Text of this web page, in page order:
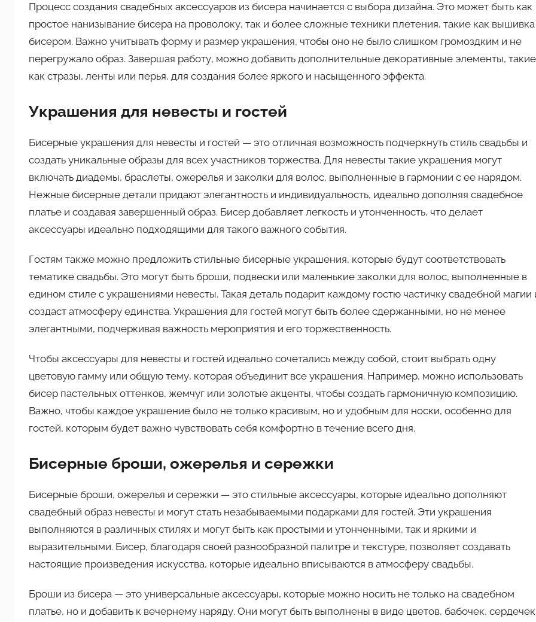
Процесс создания свадебных аксессуаров из бисера начинается с выбора дизайна. Это может быть как
простое нанизывание бисера на проволоку, так и более сложные техники плетения, такие как вышивка
бисером. Важно учитывать форму и размер украшения, чтобы оно не было слишком громоздким и не
перегружало образ. Завершая работу, можно добавить дополнительные декоративные элементы, такие
как стразы, ленты или перья, для создания более яркого и насыщенного эффекта.
Украшения для невесты и гостей
Бисерные украшения для невесты и гостей — это отличная возможность подчеркнуть стиль свадьбы и
создать уникальные образы для всех участников торжества. Для невесты такие украшения могут
включать диадемы, браслеты, ожерелья и заколки для волос, выполненные в гармонии с ее нарядом.
Нежные бисерные детали придают элегантность и индивидуальность, идеально дополняя свадебное
платье и создавая завершенный образ. Бисер добавляет легкость и утонченность, что делает
аксессуары идеально подходящими для такого важного события.
Гостям также можно предложить стильные бисерные украшения, которые будут соответствовать
тематике свадьбы. Это могут быть броши, подвески или маленькие заколки для волос, выполненные в
едином стиле с украшениями невесты. Такая деталь подарит каждому гостю частичку свадебной магии
создаст атмосферу единства. Украшения для гостей могут быть более сдержанными, но не менее
элегантными, подчеркивая важность мероприятия и его торжественность.
Чтобы аксессуары для невесты и гостей идеально сочетались между собой, стоит выбрать одну
цветовую гамму или общую тему, которая объединит все украшения. Например, можно использовать
бисер пастельных оттенков, жемчуг или золотые акценты, чтобы создать гармоничную композицию.
Важно, чтобы каждое украшение было не только красивым, но и удобным для носки, особенно для
гостей, которым будет важно чувствовать себя комфортно в течение всего дня.
Бисерные броши, ожерелья и сережки
Бисерные броши, ожерелья и сережки — это стильные аксессуары, которые идеально дополняют
свадебный образ невесты и могут стать незабываемыми подарками для гостей. Эти украшения
выполняются в различных стилях и могут быть как простыми и утонченными, так и яркими и
выразительными. Бисер, благодаря своей разнообразной палитре и текстуре, позволяет создавать
настоящие произведения искусства, которые идеально вписываются в атмосферу свадьбы.
Броши из бисера — это универсальные аксессуары, которые можно носить не только на свадебном
платье, но и добавить к вечернему наряду. Они могут быть выполнены в виде цветов, бабочек, сердечек